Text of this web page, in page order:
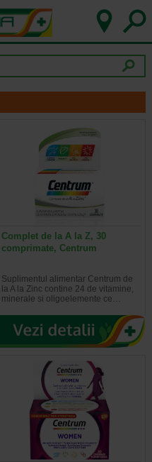
Complet de la A la Z, 30
comprimate, Centrum
Suplimentul alimentar Centrum de
la A la Zinc contine 24 de vitamine,
minerale si oligoelemente ce…